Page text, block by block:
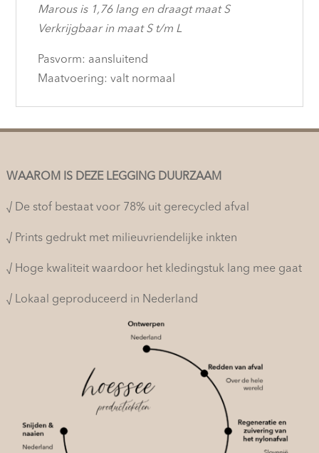
Marous is 1,76 lang en draagt maat S
Verkrijgbaar in maat S t/m L
Pasvorm: aansluitend
Maatvoering: valt normaal
WAAROM IS DEZE LEGGING DUURZAAM
√ De stof bestaat voor 78% uit gerecycled afval
√ Prints gedrukt met milieuvriendelijke inkten
√ Hoge kwaliteit waardoor het kledingstuk lang mee gaat
√ Lokaal geproduceerd in Nederland